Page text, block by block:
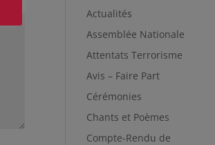
Actualités
Assemblée Nationale
Attentats Terrorisme
Avis – Faire Part
Cérémonies
Chants et Poèmes
Compte-Rendu de